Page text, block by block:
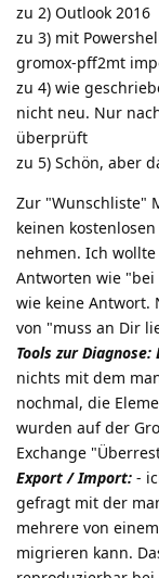
zu 2) Outlook 2016
zu 3) mit
gromox-pff2mt
zu 4) wie
nicht neu. Nur
überprüft
zu 5) Schön, aber
Zur "Wunschliste"
keinen
nehmen. Ich
Antworten wie
wie keine Antwort.
von "muss an Dir
Tools zur
nichts mit dem
nochmal, die
wurden auf der
Exchange
Export / Import: -
gefragt mit der
mehrere von
migrieren kann.